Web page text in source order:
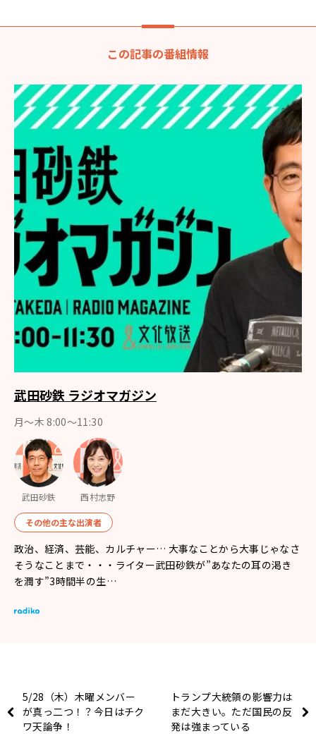
この記事の番組情報
武田砂鉄 ラジオマガジン
月～木 8:00～11:30
武田砂鉄 西村志野
その他の主な出演者
政治、経済、芸能、カルチャー… 大事なことから大事じゃなさ
そうなことまで・・・ライター武田砂鉄が”あなたの耳の渇き
を潤す”3時間半の生…
5/28（木）木曜メンバー
が真っ二つ！？今日はチク
ワ天論争！
トランプ大統領の影響力は
まだ大きい。ただ国民の反
発は強まっている